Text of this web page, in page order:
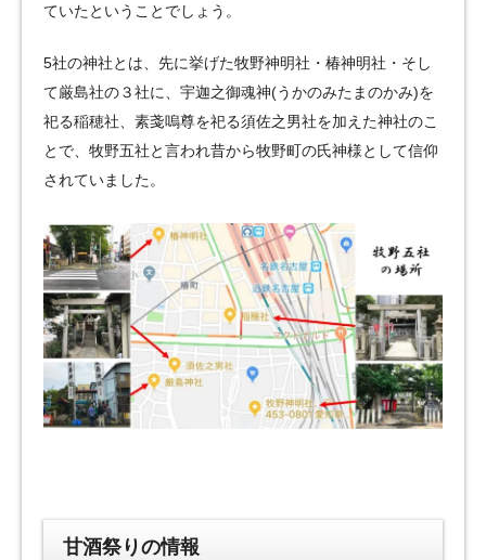
ていたということでしょう。
5社の神社とは、先に挙げた牧野神明社・椿神明社・そし
て厳島社の３社に、宇迦之御魂神(うかのみたまのかみ)を
祀る稲穂社、素戔嗚尊を祀る須佐之男社を加えた神社のこ
とで、牧野五社と言われ昔から牧野町の氏神様として信仰
されていました。
甘酒祭りの情報